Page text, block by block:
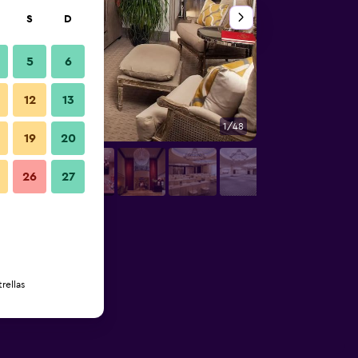
1/48
S D
5 6
12 13
19 20
26 27